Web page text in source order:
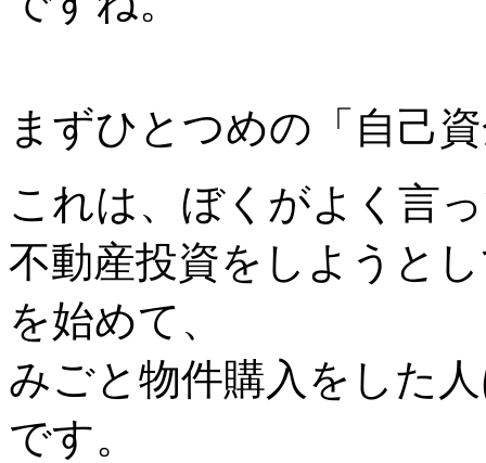
まずひとつめの「自己
これは、ぼくがよく言
不動産投資をしようと
を始めて、
みごと物件購入をした
です。